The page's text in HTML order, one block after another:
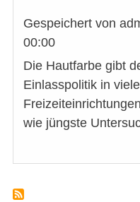
Gespeichert von
00:00
Die Hautfarbe gibt
Einlasspolitik in
wie jüngste